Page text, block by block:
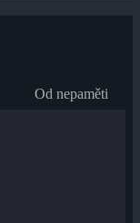
Od nepaměti